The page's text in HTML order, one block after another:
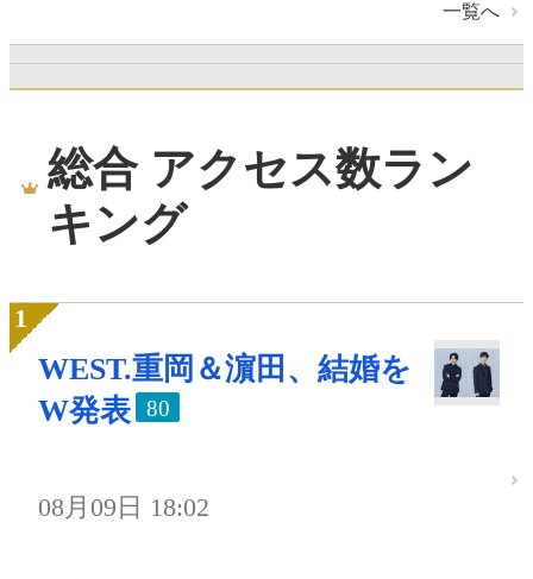
一覧へ
総合 アクセス数ラン
キング
WEST.重岡＆濵田、結婚を
W発表
80
08月09日 18:02